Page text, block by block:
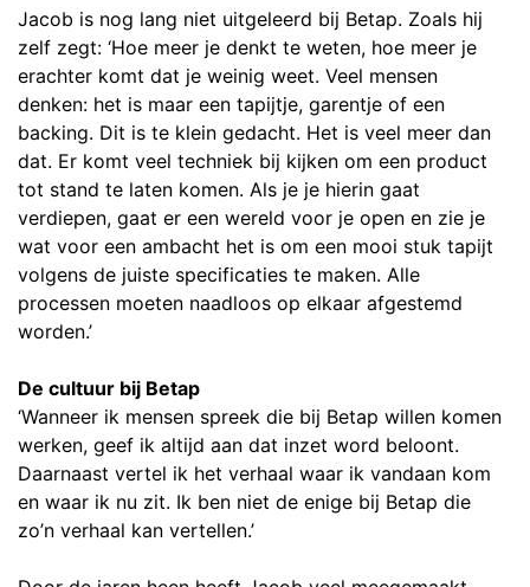
Jacob is nog lang niet uitgeleerd bij Betap. Zoals hij
zelf zegt: ‘Hoe meer je denkt te weten, hoe meer je
erachter komt dat je weinig weet. Veel mensen
denken: het is maar een tapijtje, garentje of een
backing. Dit is te klein gedacht. Het is veel meer dan
dat. Er komt veel techniek bij kijken om een product
tot stand te laten komen. Als je je hierin gaat
verdiepen, gaat er een wereld voor je open en zie je
wat voor een ambacht het is om een mooi stuk tapijt
volgens de juiste specificaties te maken. Alle
processen moeten naadloos op elkaar afgestemd
worden.’
De cultuur bij Betap
‘Wanneer ik mensen spreek die bij Betap willen komen
werken, geef ik altijd aan dat inzet word beloont.
Daarnaast vertel ik het verhaal waar ik vandaan kom
en waar ik nu zit. Ik ben niet de enige bij Betap die
zo’n verhaal kan vertellen.’